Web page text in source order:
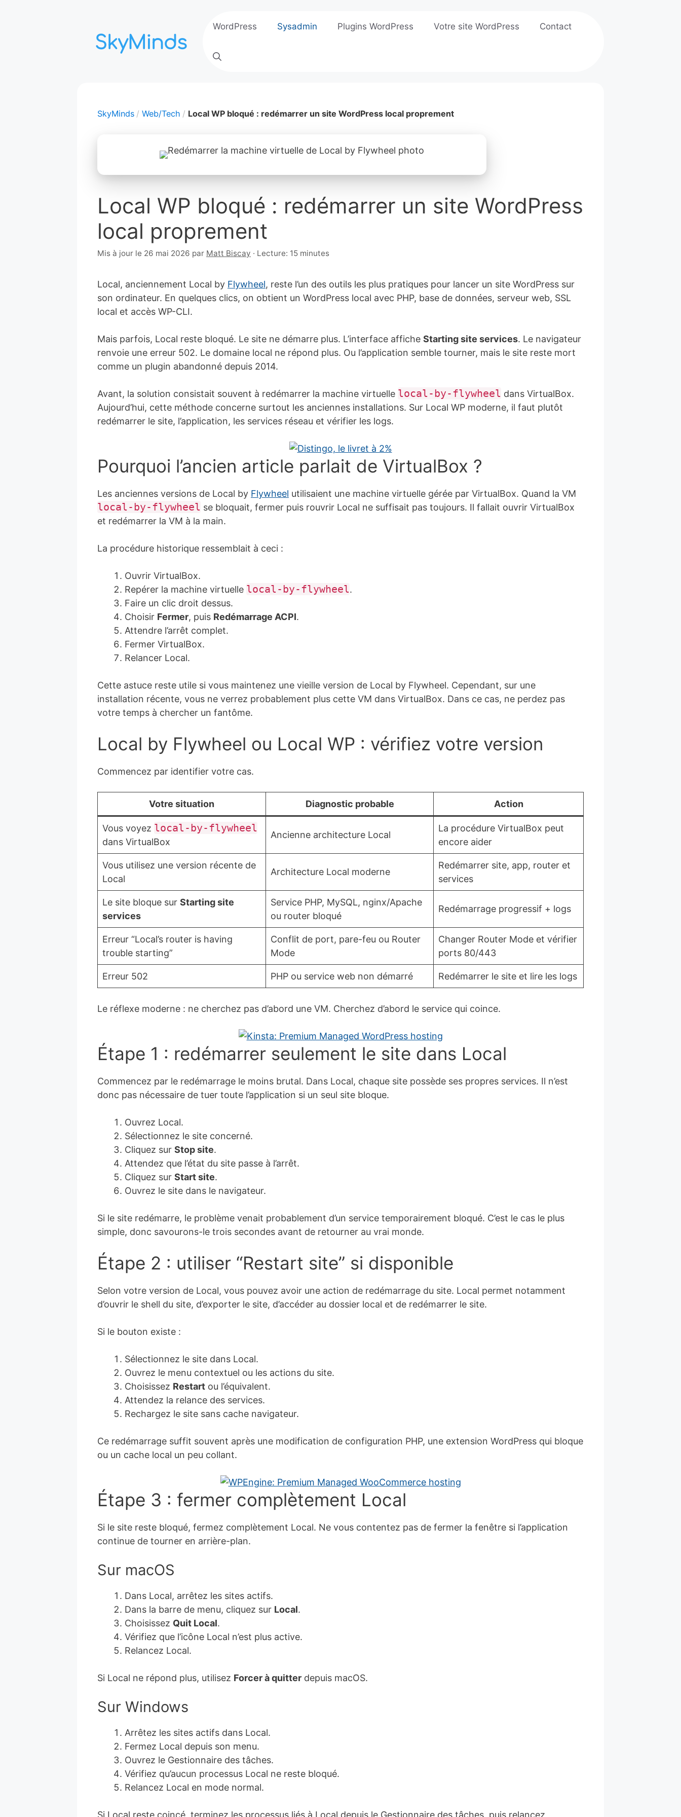
WordPress Sysadmin Plugins WordPress Votre site WordPress Contact
SkyMinds Web/Tech Local WP bloqué : redémarrer un site WordPress local proprement
Local WP bloqué : redémarrer un site WordPress
local proprement
Mis à jour le 26 mai 2026 9par Matt Biscay · Lecture: 15 minutes
Local, anciennement Local by Flywheel, reste l’un des outils les plus pratiques pour lancer un site WordPress sur
son ordinateur. En quelques clics, on obtient un WordPress local avec PHP, base de données, serveur web, SSL
local et accès WP-CLI.
Mais parfois, Local reste bloqué. Le site ne démarre plus. L’interface affiche Starting site services. Le navigateur
renvoie une erreur 502. Le domaine local ne répond plus. Ou l’application semble tourner, mais le site reste mort
comme un plugin abandonné depuis 2014.
Avant, la solution consistait souvent à redémarrer la machine virtuelle local-by-flywheel dans VirtualBox.
Aujourd’hui, cette méthode concerne surtout les anciennes installations. Sur Local WP moderne, il faut plutôt
redémarrer le site, l’application, les services réseau et vérifier les logs.
Pourquoi l’ancien article parlait de VirtualBox ?
Les anciennes versions de Local by Flywheel utilisaient une machine virtuelle gérée par VirtualBox. Quand la VM
local-by-flywheel se bloquait, fermer puis rouvrir Local ne suffisait pas toujours. Il fallait ouvrir VirtualBox
et redémarrer la VM à la main.
La procédure historique ressemblait à ceci :
Ouvrir VirtualBox.
Repérer la machine virtuelle local-by-flywheel.
Faire un clic droit dessus.
Choisir Fermer, puis Redémarrage ACPI.
Attendre l’arrêt complet.
Fermer VirtualBox.
Relancer Local.
Cette astuce reste utile si vous maintenez une vieille version de Local by Flywheel. Cependant, sur une
installation récente, vous ne verrez probablement plus cette VM dans VirtualBox. Dans ce cas, ne perdez pas
votre temps à chercher un fantôme.
Local by Flywheel ou Local WP : vérifiez votre version
Commencez par identifier votre cas.
Votre situation Diagnostic probable Action
Vous voyez local-by-flywheel
dans VirtualBox
Ancienne architecture Local
La procédure VirtualBox peut
encore aider
Vous utilisez une version récente de
Local
Architecture Local moderne
Redémarrer site, app, router et
services
Le site bloque sur Starting site
services
Service PHP, MySQL, nginx/Apache
ou router bloqué
Redémarrage progressif + logs
Erreur “Local’s router is having
trouble starting”
Conflit de port, pare-feu ou Router
Mode
Changer Router Mode et vérifier
ports 80/443
Erreur 502 PHP ou service web non démarré Redémarrer le site et lire les logs
Le réflexe moderne : ne cherchez pas d’abord une VM. Cherchez d’abord le service qui coince.
Étape 1 : redémarrer seulement le site dans Local
Commencez par le redémarrage le moins brutal. Dans Local, chaque site possède ses propres services. Il n’est
donc pas nécessaire de tuer toute l’application si un seul site bloque.
Ouvrez Local.
Sélectionnez le site concerné.
Cliquez sur Stop site.
Attendez que l’état du site passe à l’arrêt.
Cliquez sur Start site.
Ouvrez le site dans le navigateur.
Si le site redémarre, le problème venait probablement d’un service temporairement bloqué. C’est le cas le plus
simple, donc savourons-le trois secondes avant de retourner au vrai monde.
Étape 2 : utiliser “Restart site” si disponible
Selon votre version de Local, vous pouvez avoir une action de redémarrage du site. Local permet notamment
d’ouvrir le shell du site, d’exporter le site, d’accéder au dossier local et de redémarrer le site.
Si le bouton existe :
Sélectionnez le site dans Local.
Ouvrez le menu contextuel ou les actions du site.
Choisissez Restart ou l’équivalent.
Attendez la relance des services.
Rechargez le site sans cache navigateur.
Ce redémarrage suffit souvent après une modification de configuration PHP, une extension WordPress qui bloque
ou un cache local un peu collant.
Étape 3 : fermer complètement Local
Si le site reste bloqué, fermez complètement Local. Ne vous contentez pas de fermer la fenêtre si l’application
continue de tourner en arrière-plan.
Sur macOS
Dans Local, arrêtez les sites actifs.
Dans la barre de menu, cliquez sur Local.
Choisissez Quit Local.
Vérifiez que l’icône Local n’est plus active.
Relancez Local.
Si Local ne répond plus, utilisez Forcer à quitter depuis macOS.
Sur Windows
Arrêtez les sites actifs dans Local.
Fermez Local depuis son menu.
Ouvrez le Gestionnaire des tâches.
Vérifiez qu’aucun processus Local ne reste bloqué.
Relancez Local en mode normal.
Si Local reste coincé, terminez les processus liés à Local depuis le Gestionnaire des tâches, puis relancez